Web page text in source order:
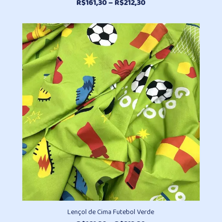
R$161,30–R$212,30
preço:
R$161,30
através
R$212,30
Lençol de Cima Futebol Verde